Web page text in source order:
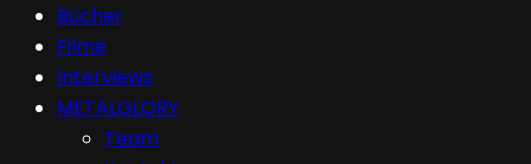
Bücher
Filme
Interviews
METALGLORY
Team